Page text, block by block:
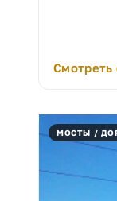
Смотреть
МОСТЫ /